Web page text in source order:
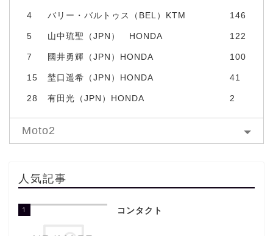
4 バリー・バルトゥス（BEL）KTM 146
5 山中琉聖（JPN） HONDA 122
7 國井勇輝（JPN）HONDA 100
15 埜口遥希（JPN）HONDA 41
28 有田光（JPN）HONDA 2
Moto2
人気記事
1 コンタクト